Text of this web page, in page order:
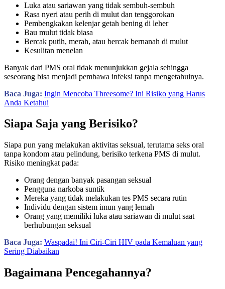
Luka atau sariawan yang tidak sembuh-sembuh
Rasa nyeri atau perih di mulut dan tenggorokan
Pembengkakan kelenjar getah bening di leher
Bau mulut tidak biasa
Bercak putih, merah, atau bercak bernanah di mulut
Kesulitan menelan
Banyak dari PMS oral tidak menunjukkan gejala sehingga
seseorang bisa menjadi pembawa infeksi tanpa mengetahuinya.
Baca Juga: Ingin Mencoba Threesome? Ini Risiko yang Harus
Anda Ketahui
Siapa Saja yang Berisiko?
Siapa pun yang melakukan aktivitas seksual, terutama seks oral
tanpa kondom atau pelindung, berisiko terkena PMS di mulut.
Risiko meningkat pada:
Orang dengan banyak pasangan seksual
Pengguna narkoba suntik
Mereka yang tidak melakukan tes PMS secara rutin
Individu dengan sistem imun yang lemah
Orang yang memiliki luka atau sariawan di mulut saat
berhubungan seksual
Baca Juga: Waspadai! Ini Ciri-Ciri HIV pada Kemaluan yang
Sering Diabaikan
Bagaimana Pencegahannya?